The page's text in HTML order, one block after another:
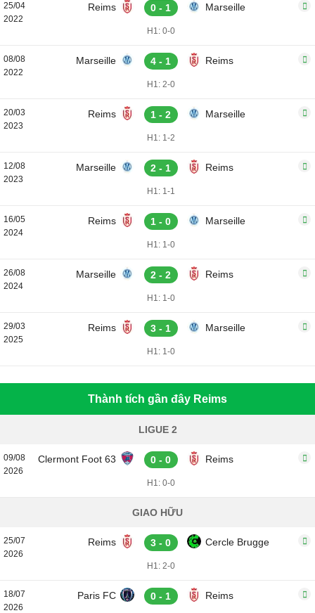
25/04
2022
Reims 0 - 1 Marseille
H1: 0-0
08/08
2022
Marseille 4 - 1 Reims
H1: 2-0
20/03
2023
Reims 1 - 2 Marseille
H1: 1-2
12/08
2023
Marseille 2 - 1 Reims
H1: 1-1
16/05
2024
Reims 1 - 0 Marseille
H1: 1-0
26/08
2024
Marseille 2 - 2 Reims
H1: 1-0
29/03
2025
Reims 3 - 1 Marseille
H1: 1-0
Thành tích gần đây Reims
LIGUE 2
09/08
2026
Clermont Foot 63 0 - 0 Reims
H1: 0-0
GIAO HỮU
25/07
2026
Reims 3 - 0 Cercle Brugge
H1: 2-0
18/07
2026
Paris FC 0 - 1 Reims